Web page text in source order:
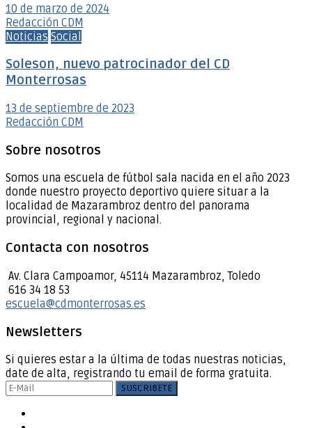
10 de marzo de 2024
Redacción CDM
Noticias Social
Soleson, nuevo patrocinador del CD
Monterrosas
13 de septiembre de 2023
Redacción CDM
Sobre nosotros
Somos una escuela de fútbol sala nacida en el año 2023
donde nuestro proyecto deportivo quiere situar a la
localidad de Mazarambroz dentro del panorama
provincial, regional y nacional.
Contacta con nosotros
Av. Clara Campoamor, 45114 Mazarambroz, Toledo
616 34 18 53
escuela@cdmonterrosas.es
Newsletters
Si quieres estar a la última de todas nuestras noticias,
date de alta, registrando tu email de forma gratuita.